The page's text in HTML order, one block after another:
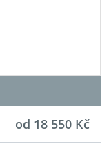
od 18 550 Kč